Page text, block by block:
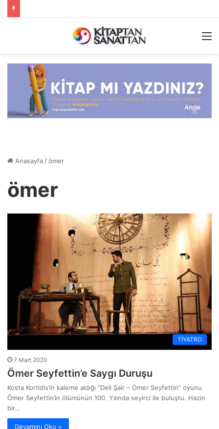
Anasayfa /ömer
ömer
TİYATRO
7 Mart 2020
Ömer Seyfettin’e Saygı Duruşu
Kosta Kortidis’in kaleme aldığı “Deli Şair – Ömer Seyfettin” oyunu
Ömer Seyfettin’in ölümünün 100. Yılında seyirci ile buluştu. Hazin
bir…
Devamını Oku »